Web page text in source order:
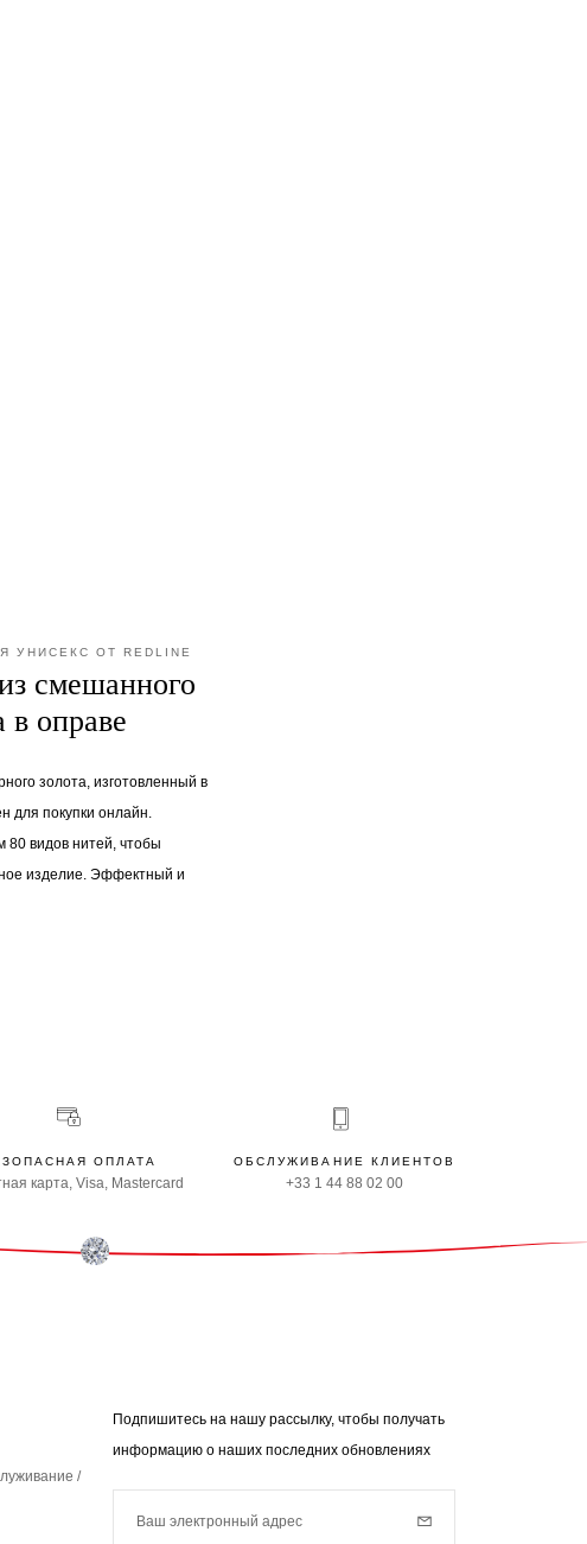
ОТ REDLINE
смешанного
в оправе
золота, изготовленный в
для покупки онлайн.
80 видов нитей, чтобы
изделие. Эффектный и
ОПЛАТА
карта, Visa, Mastercard
ОБСЛУЖИВАНИЕ КЛИЕНТОВ
+33 1 44 88 02 00
/
Подпишитесь на нашу рассылку, чтобы получать
информацию о наших последних обновлениях
Ваш электронный адрес